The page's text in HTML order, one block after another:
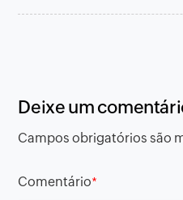
Deixe um
Campos obrigatórios são
Comentário*